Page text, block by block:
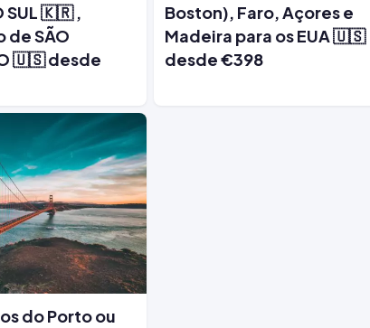
SUL 🇰🇷 ,
de SÃO
🇺🇸 desde
Boston), Faro, Açores e
Madeira para os EUA 🇺🇸
desde €398
do Porto ou